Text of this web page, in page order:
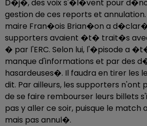
D�j�, des voix s'�l�vent pour
gestion de ces reports et annulation.
maire Fran�ois Brian�on a
supporters avaient �t� trait�s
� par l'ERC. Selon lui, l'�pisode a
manque d'informations et par des
hasardeuses�. Il faudra en tirer
dit. Par ailleurs, les supporters n'ont
de se faire rembourser leurs billets
pas y aller ce soir, puisque le
mais pas annul�.